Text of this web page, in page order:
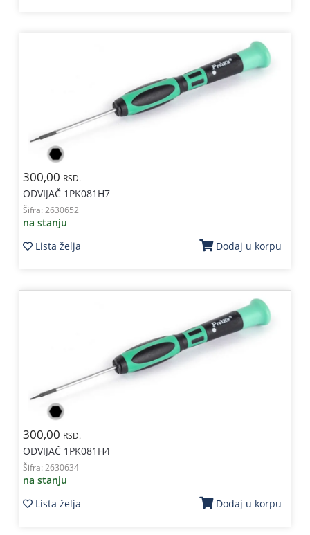
300,00 RSD.
ODVIJAČ 1PK081H7
Šifra: 2630652
na stanju
Lista želja
Dodaj u korpu
300,00 RSD.
ODVIJAČ 1PK081H4
Šifra: 2630634
na stanju
Lista želja
Dodaj u korpu